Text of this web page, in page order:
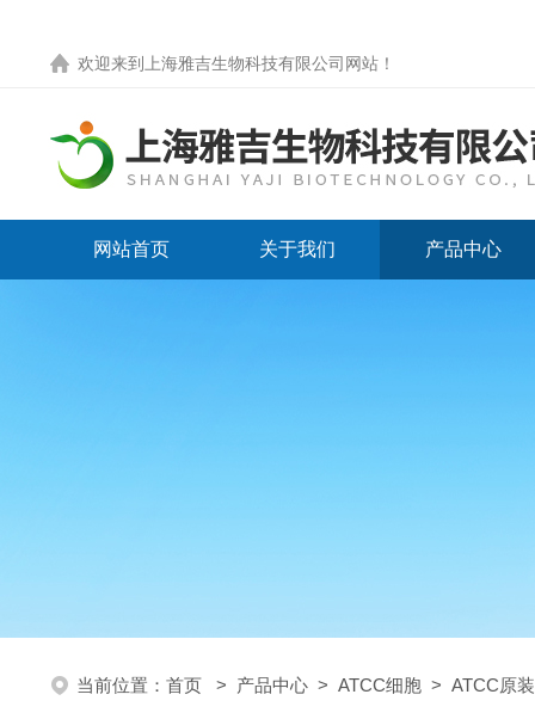
欢迎来到 上海雅吉生物科技有限公司网站 ！
网站首页 关于我们 产品中心
当前位置： 首页 > 产品中心 > ATCC细胞 > ATCC原